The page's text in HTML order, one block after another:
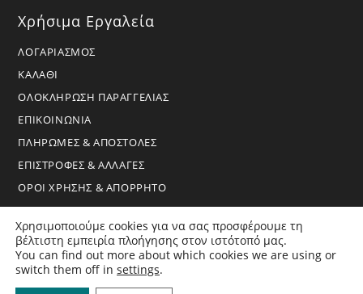
Χρήσιμα Εργαλεία
ΛΟΓΑΡΙΑΣΜΟΣ
ΚΑΛΑΘΙ
ΟΛΟΚΛΗΡΩΣΗ ΠΑΡΑΓΓΕΛΙΑΣ
ΕΠΙΚΟΙΝΩΝΙΑ
ΠΛΗΡΩΜΕΣ & ΑΠΟΣΤΟΛΕΣ
ΕΠΙΣΤΡΟΦΕΣ & ΑΛΛΑΓΕΣ
ΟΡΟΙ ΧΡΗΣΗΣ & ΑΠΟΡΡΗΤΟ
Copyright 2026 - BoraHome - All Rights Reserved
Χρησιμοποιούμε cookies για να σας προσφέρουμε τη
βέλτιστη εμπειρία πλοήγησης στον ιστότοπό μας.
You can find out more about which cookies we are using or
switch them off in settings.